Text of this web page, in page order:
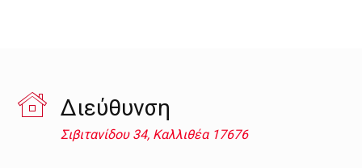
Διεύθυνση
Σιβιτανίδου 34, Καλλιθέα 17676